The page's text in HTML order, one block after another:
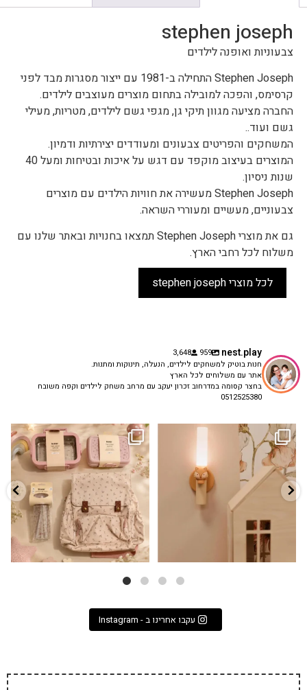
stephen joseph
צבעוניות ואופנה לילדים
Stephen Joseph התחילה ב-1981 עם ייצור מסגרות מבד לפני
קרסימס, והפכה למובילה בתחום מוצרים מעוצבים לילדים.
החברה מציעה מגוון תיקי גן, מגפי גשם לילדים, מטריות, מעילי
גשם ועוד..
המשחקים והפריטים צבעונים ומעודדים יצירתיות ודמיון.
המוצרים בעיצוב מוקפד עם דגש על איכות ובטיחות ומעל 40
שנות ניסיון.
Stephen Joseph מעשירה את חוויות הילדים עם מוצרים
צבעוניים, מעשיים ומעוררי השראה.
גם את מוצרי Stephen Joseph תמצאו בחנויות ובאתר שלנו עם
משלוח לכל רחבי הארץ.
לכל מוצרי stephen joseph
nest.play
959
3,648
חנות בוטיק למשחקים לילדים, הנעלה, תינוקות ומתנות.
אתר עם משלוחים לכל הארץ
בחצר קסומה במדרחוב זכרון יעקב עם מרחב משחק לילדים וקפה משובח
0512525380
✨ חוזרים למסגרת בסטייל! ✨
הקולקציה החדשה...
9 4
גם פריט עיצובי לחדר, גם מנורת לילה
...
3 0
עקבו אחרינו ב - Instagram